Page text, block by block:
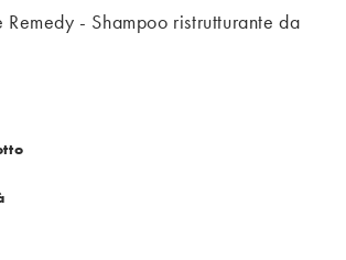
- Shampoo ristrutturante da